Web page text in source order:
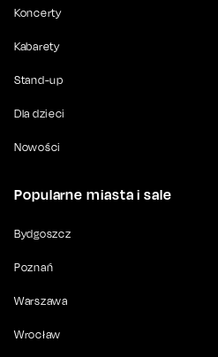
Koncerty
Kabarety
Stand-up
Dla dzieci
Nowości
Popularne miasta i sale
Bydgoszcz
Poznań
Warszawa
Wrocław